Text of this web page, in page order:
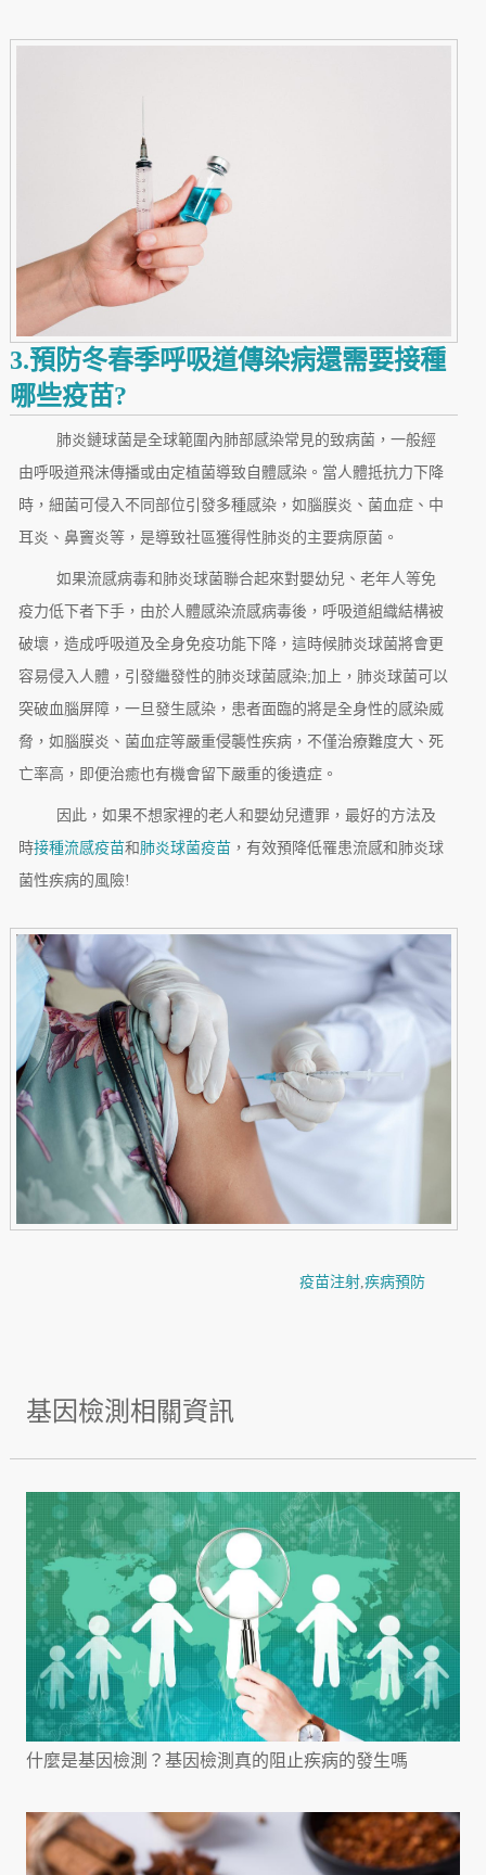
3.預防冬春季呼吸道傳染病還需要接種
哪些疫苗?
肺炎鏈球菌是全球範圍內肺部感染常見的致病菌，一般經
由呼吸道飛沫傳播或由定植菌導致自體感染。當人體抵抗力下降
時，細菌可侵入不同部位引發多種感染，如腦膜炎、菌血症、中
耳炎、鼻竇炎等，是導致社區獲得性肺炎的主要病原菌。
如果流感病毒和肺炎球菌聯合起來對嬰幼兒、老年人等免
疫力低下者下手，由於人體感染流感病毒後，呼吸道組織結構被
破壞，造成呼吸道及全身免疫功能下降，這時候肺炎球菌將會更
容易侵入人體，引發繼發性的肺炎球菌感染;加上，肺炎球菌可以
突破血腦屏障，一旦發生感染，患者面臨的將是全身性的感染威
脅，如腦膜炎、菌血症等嚴重侵襲性疾病，不僅治療難度大、死
亡率高，即便治癒也有機會留下嚴重的後遺症。
因此，如果不想家裡的老人和嬰幼兒遭罪，最好的方法及
時接種流感疫苗和 肺炎球菌疫苗，有效預降低罹患流感和肺炎球
菌性疾病的風險!
疫苗注射,疾病預防
基因檢測相關資訊
什麼是基因檢測？基因檢測真的阻止疾病的發生嗎